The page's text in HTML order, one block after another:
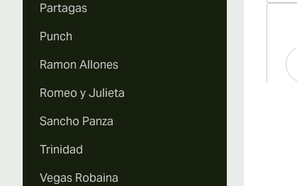
Partagas
Punch
Ramon Allones
Romeo y Julieta
Sancho Panza
Trinidad
Vegas Robaina